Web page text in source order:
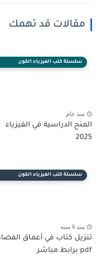
مقالات قد تهمك
سلسلة كتب الفيزياء الكون
منذ عام
المنح الدراسية في الفيزياء
2025
سلسلة كتب الفيزياء الكون
منذ 6 سنة
تنزيل كتاب في أعماق
pdf برابط مباشر